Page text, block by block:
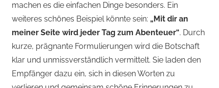
machen es die einfachen Dinge besonders. Ein
weiteres schönes Beispiel könnte sein: „Mit dir an
meiner Seite wird jeder Tag zum Abenteuer“. Durch
kurze, prägnante Formulierungen wird die Botschaft
klar und unmissverständlich vermittelt. Sie laden den
Empfänger dazu ein, sich in diesen Worten zu